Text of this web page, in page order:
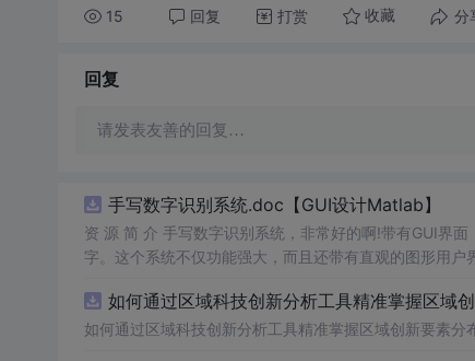
15 回复 打赏 收藏 分
回复
请发表友善的回复…
手写数字识别系统.doc【GUI设计Matlab】
资 源 简 介 手写数字识别系统，非常好的啊!带有GUI界
字。这个系统不仅功能强大，而且还带有直观的图形用
便和实用的工具，你一定会喜欢它的！
如何通过区域科技创新分析工具精准掌握区域
如何通过区域科技创新分析工具精准掌握区域创新要素分